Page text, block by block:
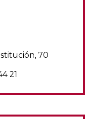
70
21